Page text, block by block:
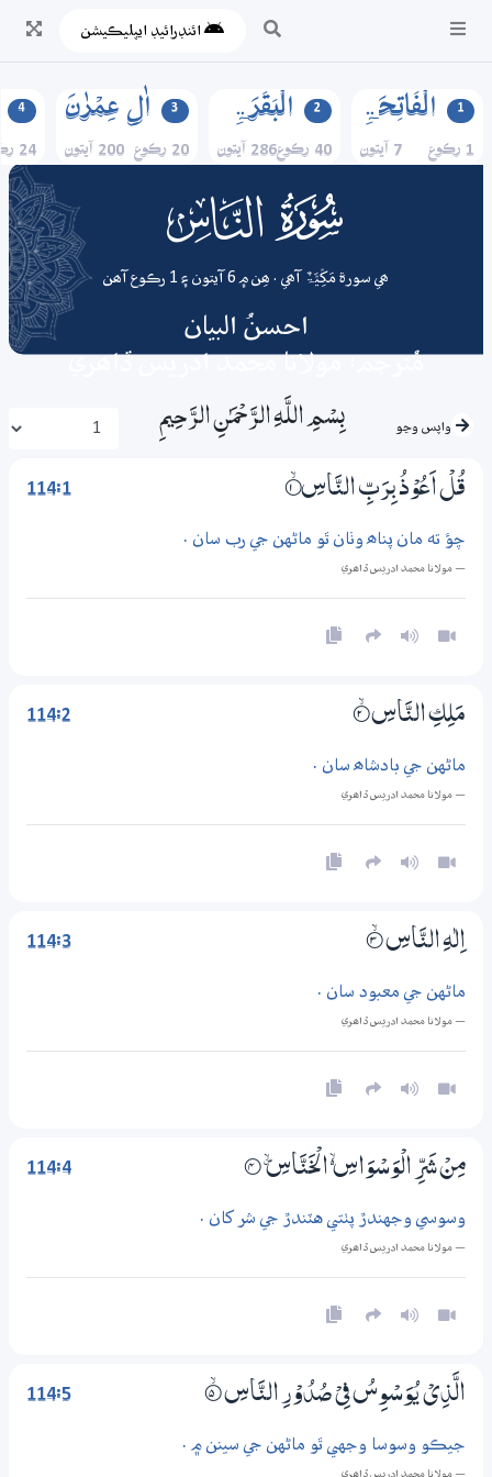
ائنڊرائيڊ ايپليڪيشن
1 الۡفَاتِحَۃِ
1 رڪوع 7 آيتون
2 الۡبَقَرَۃِ
40 رڪوع 286 آيتون
3 اٰلِ عِمۡرٰنَ
20 رڪوع 200 آيتون
4
24 رڪوع
114 surah
ھي سورة مَکِّیَّۃٌ آھي . ھِن ۾ 6 آيتون ۽ 1 رڪوع آھن
احسنُ البيان
مُترجم: مولانا محمد ادريس ڏاھري
واپس وڃو بِسْمِ اللَّـهِ الرَّحْمَـٰنِ الرَّحِيمِ
114:1 قُلْ اَعُوْذُ بِرَبِّ النَّاسِ 1‏۝ۙ
چؤ ته مان پناھ وٺان ٿو ماڻهن جي رب سان .
— مولانا محمد ادريس ڏاھري
114:2 مَلِكِ النَّاسِ 2‏۝ۙ
ماڻهن جي بادشاھ سان .
— مولانا محمد ادريس ڏاھري
114:3 اِلٰهِ النَّاسِ 3‏۝ۙ
ماڻهن جي معبود سان .
— مولانا محمد ادريس ڏاھري
114:4 مِنْ شَرِّ الْوَسْوَاسِ ڏ الْخَنَّاسِ ۽ 4‏۝
وسوسي وجهندڙ پٺتي هٽندڙ جي شر کان .
— مولانا محمد ادريس ڏاھري
114:5 الَّذِيْ يُوَسْوِسُ فِيْ صُدُوْرِ النَّاسِ 5‏۝ۙ
جيڪو وسوسا وجهي ٿو ماڻهن جي سينن ۾ .
— مولانا محمد ادريس ڏاھري